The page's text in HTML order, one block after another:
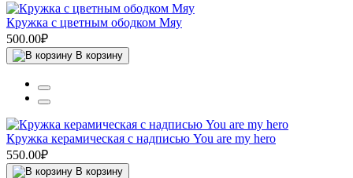
Кружка с цветным ободком Мяу
500.00₽
В корзину
Кружка керамическая с надписью You are my hero
550.00₽
В корзину